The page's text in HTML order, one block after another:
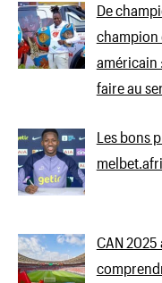
De
champion
américain
faire au
Les bons
CAN